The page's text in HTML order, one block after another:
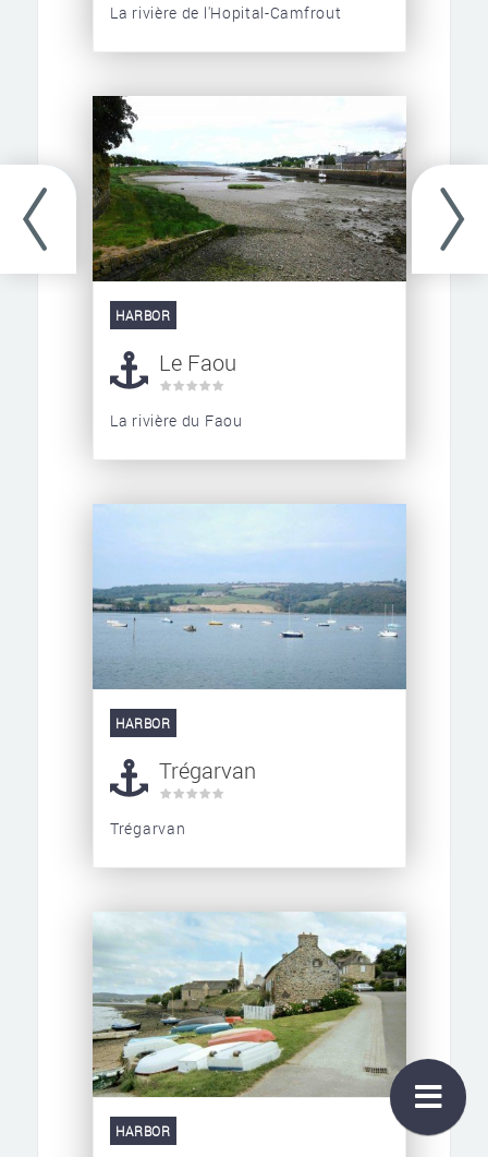
La rivière de l'Hopital-Camfrout
HARBOR
Le Faou
La rivière du Faou
HARBOR
Trégarvan
Trégarvan
HARBOR